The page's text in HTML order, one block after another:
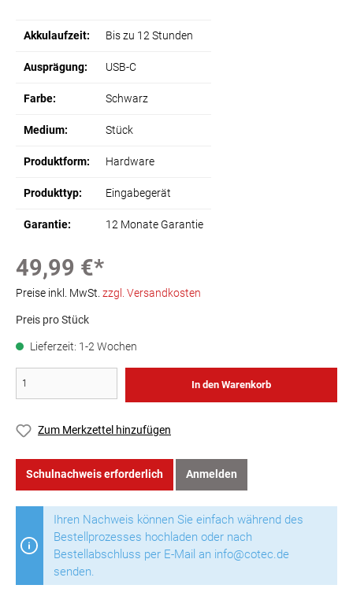
Akkulaufzeit: Bis zu 12 Stunden
Ausprägung: USB-C
Farbe: Schwarz
Medium: Stück
Produktform: Hardware
Produkttyp: Eingabegerät
Garantie: 12 Monate Garantie
49,99 €*
Preise inkl. MwSt. zzgl. Versandkosten
Preis pro Stück
Lieferzeit: 1-2 Wochen
In den Warenkorb
Zum Merkzettel hinzufügen
Schulnachweis erforderlich Anmelden
Ihren Nachweis können Sie einfach während des
Bestellprozesses hochladen oder nach
Bestellabschluss per E-Mail an info@cotec.de
senden.